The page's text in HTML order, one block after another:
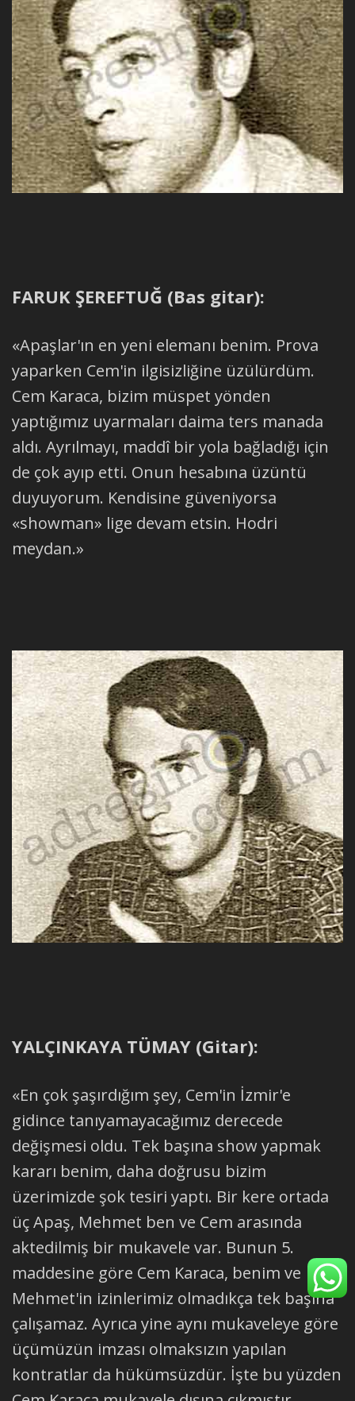
FARUK ŞEREFTUĞ (Bas gitar):
«Apaşlar'ın en yeni elemanı benim. Prova
yaparken Cem'in ilgisizliğine üzülürdüm.
Cem Karaca, bizim müspet yönden
yaptığımız uyarmaları daima ters manada
aldı. Ayrılmayı, maddî bir yola bağladığı için
de çok ayıp etti. Onun hesabına üzüntü
duyuyorum. Kendisine güveniyorsa
«showman» lige devam etsin. Hodri
meydan.»
YALÇINKAYA TÜMAY (Gitar):
«En çok şaşırdığım şey, Cem'in İzmir'e
gidince tanıyamayacağımız derecede
değişmesi oldu. Tek başına show yapmak
kararı benim, daha doğrusu bizim
üzerimizde şok tesiri yaptı. Bir kere ortada
üç Apaş, Mehmet ben ve Cem arasında
aktedilmiş bir mukavele var. Bunun 5.
maddesine göre Cem Karaca, benim ve
Mehmet'in izinlerimiz olmadıkça tek başına
çalışamaz. Ayrıca yine aynı mukaveleye göre
üçümüzün imzası olmaksızın yapılan
kontratlar da hükümsüzdür. İşte bu yüzden